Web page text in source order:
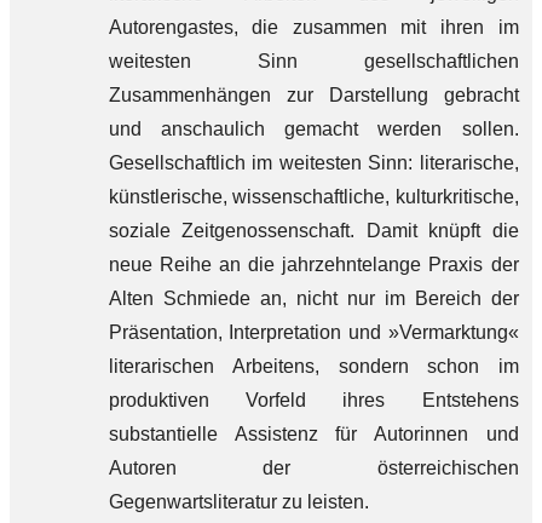
Autorengastes, die zusammen mit ihren im
weitesten Sinn gesellschaftlichen
Zusammenhängen zur Darstellung gebracht
und anschaulich gemacht werden sollen.
Gesellschaftlich im weitesten Sinn: literarische,
künstlerische, wissenschaftliche, kulturkritische,
soziale Zeitgenossenschaft. Damit knüpft die
neue Reihe an die jahrzehntelange Praxis der
Alten Schmiede an, nicht nur im Bereich der
Präsentation, Interpretation und »Vermarktung«
literarischen Arbeitens, sondern schon im
produktiven Vorfeld ihres Entstehens
substantielle Assistenz für Autorinnen und
Autoren der österreichischen
Gegenwartsliteratur zu leisten.